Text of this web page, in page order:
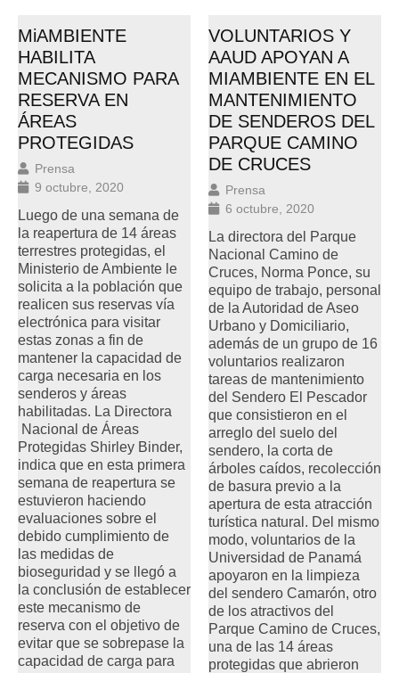
MiAMBIENTE
HABILITA
MECANISMO PARA
RESERVA EN
ÁREAS
PROTEGIDAS
Prensa
9 octubre, 2020
Luego de una semana de
la reapertura de 14 áreas
terrestres protegidas, el
Ministerio de Ambiente le
solicita a la población que
realicen sus reservas vía
electrónica para visitar
estas zonas a fin de
mantener la capacidad de
carga necesaria en los
senderos y áreas
habilitadas. La Directora
Nacional de Áreas
Protegidas Shirley Binder,
indica que en esta primera
semana de reapertura se
estuvieron haciendo
evaluaciones sobre el
debido cumplimiento de
las medidas de
bioseguridad y se llegó a
la conclusión de establecer
este mecanismo de
reserva con el objetivo de
evitar que se sobrepase la
capacidad de carga para
VOLUNTARIOS Y
AAUD APOYAN A
MIAMBIENTE EN EL
MANTENIMIENTO
DE SENDEROS DEL
PARQUE CAMINO
DE CRUCES
Prensa
6 octubre, 2020
La directora del Parque
Nacional Camino de
Cruces, Norma Ponce, su
equipo de trabajo, personal
de la Autoridad de Aseo
Urbano y Domiciliario,
además de un grupo de 16
voluntarios realizaron
tareas de mantenimiento
del Sendero El Pescador
que consistieron en el
arreglo del suelo del
sendero, la corta de
árboles caídos, recolección
de basura previo a la
apertura de esta atracción
turística natural. Del mismo
modo, voluntarios de la
Universidad de Panamá
apoyaron en la limpieza
del sendero Camarón, otro
de los atractivos del
Parque Camino de Cruces,
una de las 14 áreas
protegidas que abrieron